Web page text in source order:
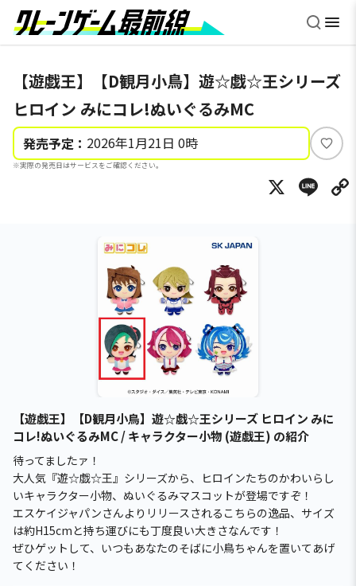
【遊戯王】【D観月小鳥】遊☆戯☆王シリーズ
ヒロイン みにコレ!ぬいぐるみMC
発売予定： 2026年1月21日 0時
※実際の発売日はサービスをご確認ください。
い
ね
X
【遊戯王】【D観月小鳥】遊☆戯☆王シリーズ ヒロイン みに
コレ!ぬいぐるみMC / キャラクター小物 (遊戯王) の紹介
待ってましたァ！
大人気『遊☆戯☆王』シリーズから、ヒロインたちのかわいらし
いキャラクター小物、ぬいぐるみマスコットが登場ですぞ！
エスケイジャパンさんよりリリースされるこちらの逸品、サイズ
は約H15cmと持ち運びにも丁度良い大きさなんです！
ぜひゲットして、いつもあなたのそばに小鳥ちゃんを置いてあげ
てください！